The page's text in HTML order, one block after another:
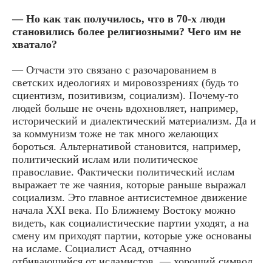
— Но как так получилось, что в 70-х люди
становились более религиозными? Чего им не
хватало?
— Отчасти это связано с разочарованием в
светских идеологиях и мировоззрениях (будь то
сциентизм, позитивизм, социализм). Почему-то
людей больше не очень вдохновляет, например,
исторический и диалектический материализм. Да и
за коммунизм тоже не так много желающих
бороться. Альтернативой становится, например,
политический ислам или политическое
православие. Фактически политический ислам
выражает те же чаяния, которые раньше выражал
социализм. Это главное антисистемное движение
начала XXI века. По Ближнему Востоку можно
видеть, как социалистические партии уходят, а на
смену им приходят партии, которые уже основаны
на исламе. Социалист Асад, отчаянно